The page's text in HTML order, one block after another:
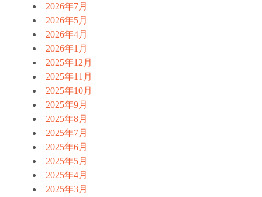
2026年7月
2026年5月
2026年4月
2026年1月
2025年12月
2025年11月
2025年10月
2025年9月
2025年8月
2025年7月
2025年6月
2025年5月
2025年4月
2025年3月